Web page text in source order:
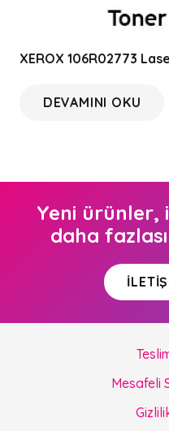
XEROX 106R02773
DEVAMINI OKU
Yeni ürünler,
daha
Mesafeli